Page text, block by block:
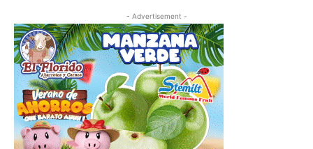
- Advertisement -